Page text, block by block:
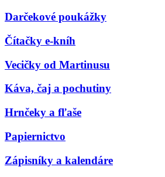
Darčekové poukážky
Čítačky e-kníh
Vecičky od Martinusu
Káva, čaj a pochutiny
Hrnčeky a fľaše
Papiernictvo
Zápisníky a kalendáre